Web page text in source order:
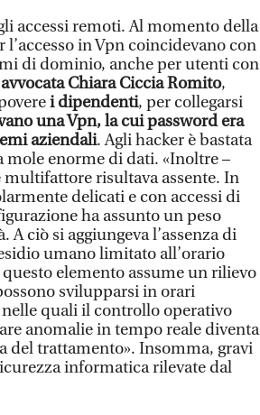
accessi remoti. Al momento della
in Vpn coincidevano con
di dominio, anche per utenti con
avvocata Chiara Ciccia Romito,
i dipendenti, per collegarsi
una Vpn, la cui password era
aziendali. Agli hacker è bastata
mole enorme di dati. «Inoltre –
multifattore risultava assente. In
delicati e con accessi di
ha assunto un peso
ciò si aggiungeva l’assenza di
umano limitato all’orario
elemento assume un rilievo
svilupparsi in orari
quali il controllo operativo
anomalie in tempo reale diventa
del trattamento». Insomma, gravi
informatica rilevate dal